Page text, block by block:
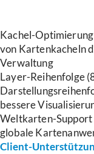
Kachel-
von Kartenkacheln
Verwaltung
Layer-Reihenfolge
bessere
Weltkarten-
globale
Client-